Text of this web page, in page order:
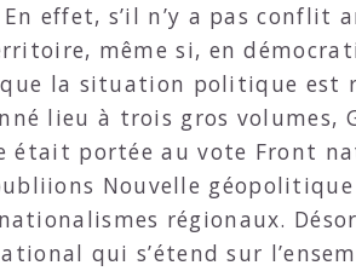
effet, s’il n’y a pas conflit
même si, en
la situation politique est
lieu à trois gros volumes,
était portée au vote Front
Nouvelle géopolitique
régionaux.
qui s’étend sur